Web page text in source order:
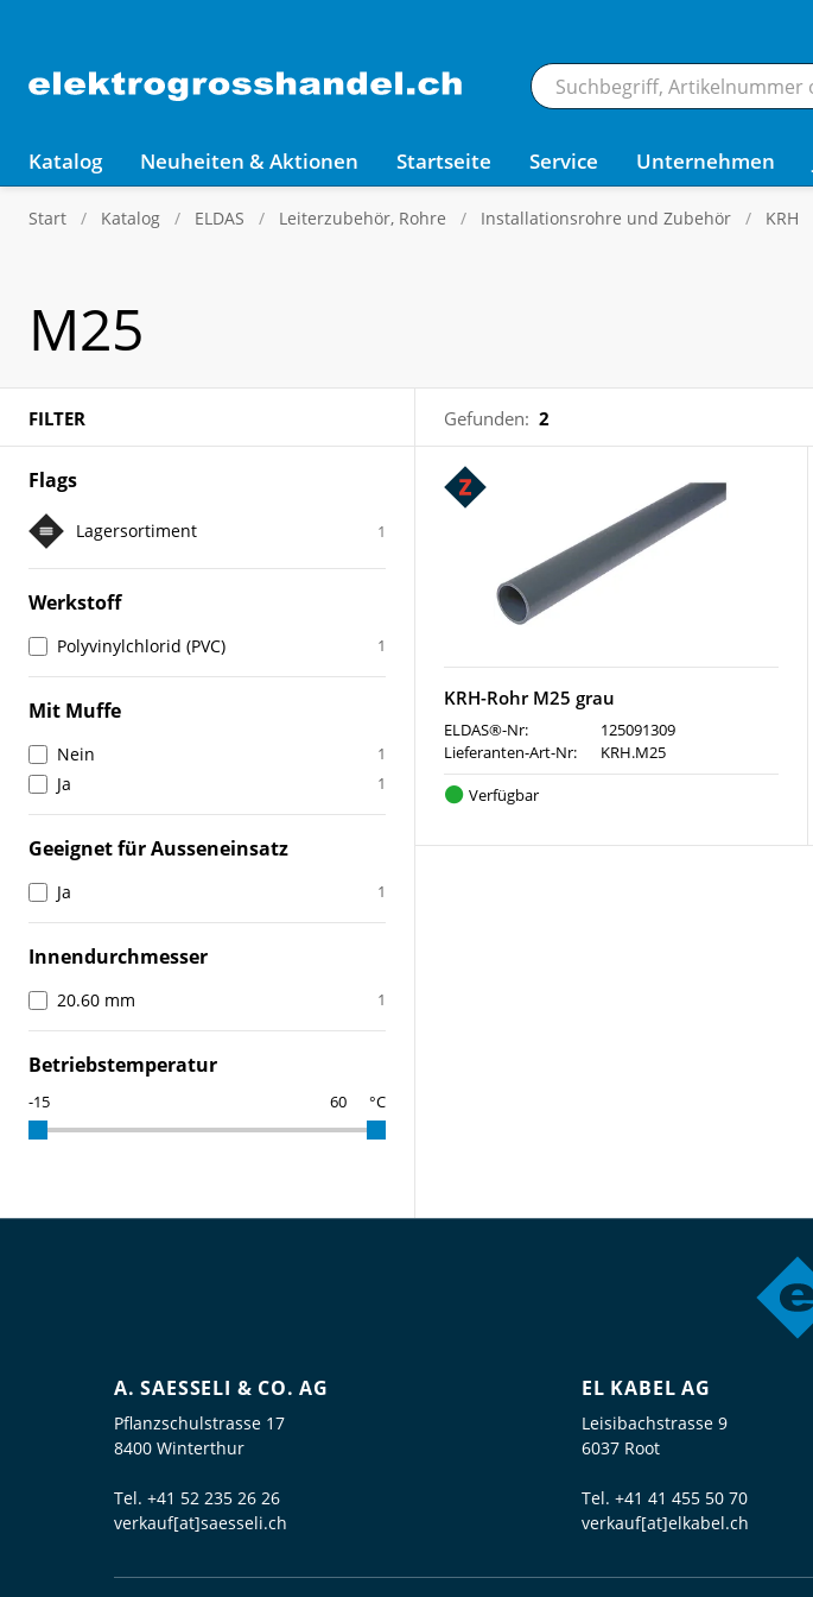
Katalog Neuheiten & Aktionen Startseite Service Unternehmen
Start Katalog ELDAS Leiterzubehör, Rohre Installationsrohre und Zubehör KRH
M25
FILTER Gefunden: 2
Flags
Lagersortiment 1
Werkstoff
Polyvinylchlorid (PVC) 1
Mit Muffe
Nein 1
Ja 1
Geeignet für Ausseneinsatz
Ja 1
Innendurchmesser
20.60 mm 1
Betriebstemperatur
°C
KRH-Rohr M25 grau
ELDAS®-Nr:
125091309
Lieferanten-Art-Nr:
KRH.M25
Verfügbar
A. SAESSELI & CO. AG
Pflanzschulstrasse 17
8400 Winterthur
Tel. +41 52 235 26 26
verkauf[at]saesseli.ch
EL KABEL AG
Leisibachstrasse 9
6037 Root
Tel. +41 41 455 50 70
verkauf[at]elkabel.ch